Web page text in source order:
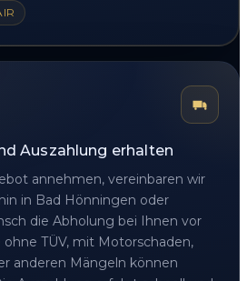
Auszahlung erhalten
annehmen, vereinbaren wir
in Bad Hönningen oder
die Abholung bei Ihnen vor
TÜV, mit Motorschaden,
anderen Mängeln können